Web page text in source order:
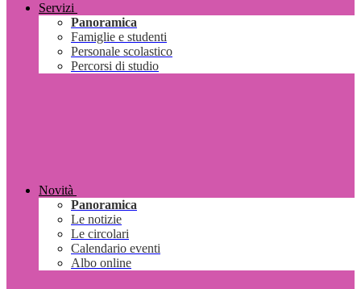
Servizi
Panoramica
Famiglie e studenti
Personale scolastico
Percorsi di studio
Novità
Panoramica
Le notizie
Le circolari
Calendario eventi
Albo online